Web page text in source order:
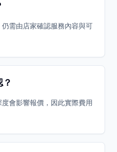
需由店家確認服務內容與可
會影響報價，因此實際費用